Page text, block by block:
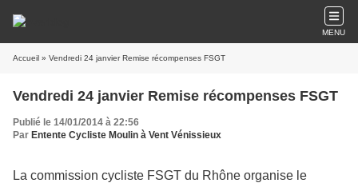
MENU
Accueil » Vendredi 24 janvier Remise récompenses FSGT
Vendredi 24 janvier Remise récompenses FSGT
Publié le 14/01/2014 à 22:56
Par Entente Cycliste Moulin à Vent Vénissieux
La commission cycliste FSGT du Rhône organise le